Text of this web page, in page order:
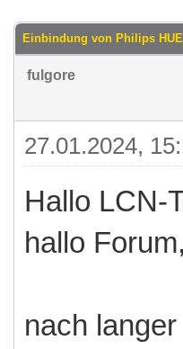
Einbindung von Philips HUE
fulgore
27.01.2024,
Hallo LCN-
hallo Forum,
nach